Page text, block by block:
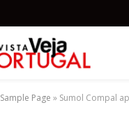
Sample Page » Sumol Compal